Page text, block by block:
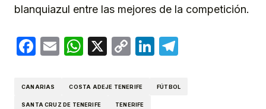
blanquiazul entre las mejores de la competición.
Facebook
EmailWhatsApp
X
CopyLinkedIn
CANARIAS COSTA ADEJE TENERIFE FÚTBOL
SANTA CRUZ DE TENERIFE TENERIFE